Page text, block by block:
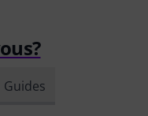
Guides